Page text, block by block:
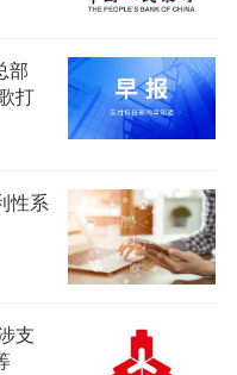
部
打
性系
支